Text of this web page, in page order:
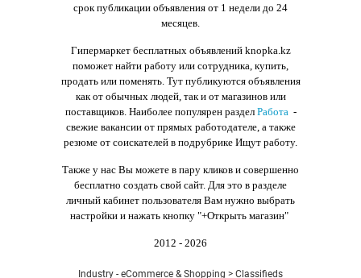
срок публикации объявления от 1 недели до 24
месяцев.
Гипермаркет бесплатных объявлений knopka.kz
поможет найти работу или сотрудника, купить,
продать или поменять. Тут публикуются объявления
как от обычных людей, так и от магазинов или
поставщиков. Наиболее популярен раздел Работа-
свежие вакансии от прямых работодателе, а также
резюме от соискателей в подрубрике Ищут работу.
Также у нас Вы можете в пару кликов и совершенно
бесплатно создать свой сайт. Для это в разделе
личный кабинет пользователя Вам нужно выбрать
настройки и нажать кнопку "+Открыть магазин"
2012 - 2026
Industry - eCommerce & Shopping > Classifieds